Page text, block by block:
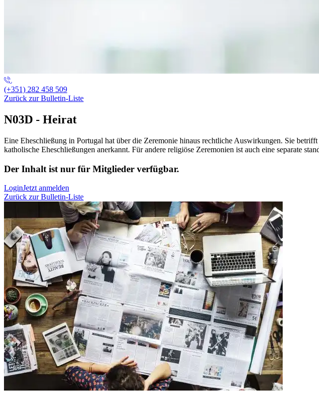
(+351) 282 458 509
Zurück zur Bulletin-Liste
N03D - Heirat
Eine Eheschließung in Portugal hat über die Zeremonie hinaus rechtliche Auswirkungen. Sie
katholische Eheschließungen anerkannt. Für andere religiöse Zeremonien ist auch eine separate
Der Inhalt ist nur für Mitglieder verfügbar.
LoginJetzt anmelden
Zurück zur Bulletin-Liste